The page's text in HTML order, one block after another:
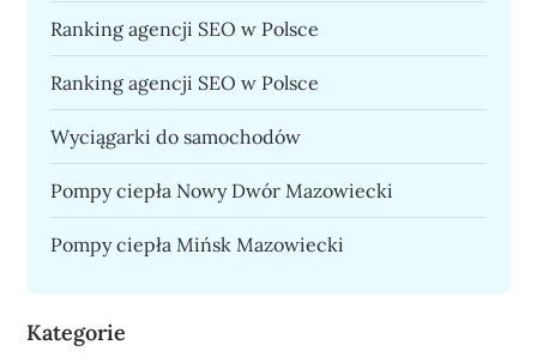
Ranking agencji SEO w Polsce
Ranking agencji SEO w Polsce
Wyciągarki do samochodów
Pompy ciepła Nowy Dwór Mazowiecki
Pompy ciepła Mińsk Mazowiecki
Kategorie